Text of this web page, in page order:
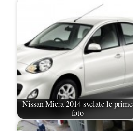
Nissan Micra 2014 svelate le prime
foto